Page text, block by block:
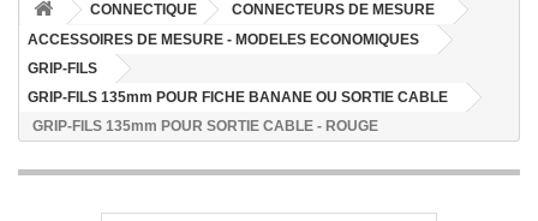
CONNECTIQUE
CONNECTEURS DE MESURE
ACCESSOIRES DE MESURE - MODELES ECONOMIQUES
GRIP-FILS
GRIP-FILS 135mm POUR FICHE BANANE OU SORTIE CABLE
GRIP-FILS 135mm POUR SORTIE CABLE - ROUGE